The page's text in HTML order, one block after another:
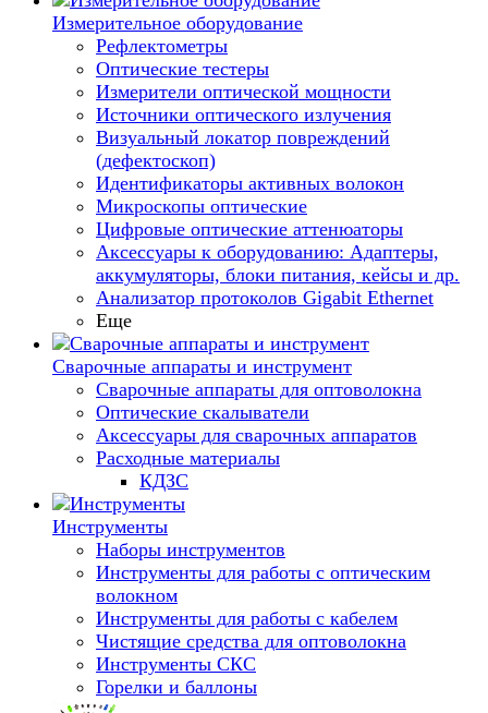
Измерительное оборудование
Рефлектометры
Оптические тестеры
Измерители оптической мощности
Источники оптического излучения
Визуальный локатор повреждений
(дефектоскоп)
Идентификаторы активных волокон
Микроскопы оптические
Цифровые оптические аттенюаторы
Аксессуары к оборудованию: Адаптеры,
аккумуляторы, блоки питания, кейсы и др.
Анализатор протоколов Gigabit Ethernet
Еще
Сварочные аппараты и инструмент
Сварочные аппараты для оптоволокна
Оптические скалыватели
Аксессуары для сварочных аппаратов
Расходные материалы
КДЗС
Инструменты
Наборы инструментов
Инструменты для работы с оптическим
волокном
Инструменты для работы с кабелем
Чистящие средства для оптоволокна
Инструменты СКС
Горелки и баллоны